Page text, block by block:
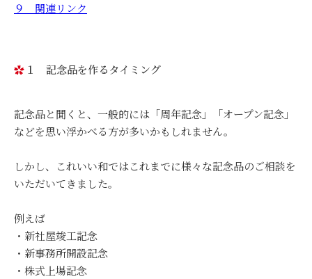
９ 関連リンク
１ 記念品を作るタイミング
記念品と聞くと、一般的には「周年記念」「オープン記念」
などを思い浮かべる方が多いかもしれません。
しかし、これいい和ではこれまでに様々な記念品のご相談を
いただいてきました。
例えば
・新社屋竣工記念
・新事務所開設記念
・株式上場記念